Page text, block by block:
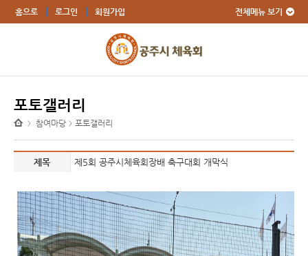
홈으로 로그인 회원가입 전체메뉴 보기
포토갤러리
> 참여마당 > 포토갤러리
제목 제5회 공주시체육회장배 축구대회 개막식